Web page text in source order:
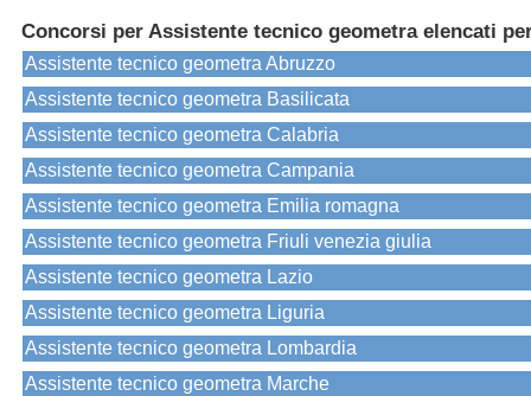
Concorsi per Assistente tecnico geometra elencati
Assistente tecnico geometra Abruzzo
Assistente tecnico geometra Basilicata
Assistente tecnico geometra Calabria
Assistente tecnico geometra Campania
Assistente tecnico geometra Emilia romagna
Assistente tecnico geometra Friuli venezia giulia
Assistente tecnico geometra Lazio
Assistente tecnico geometra Liguria
Assistente tecnico geometra Lombardia
Assistente tecnico geometra Marche